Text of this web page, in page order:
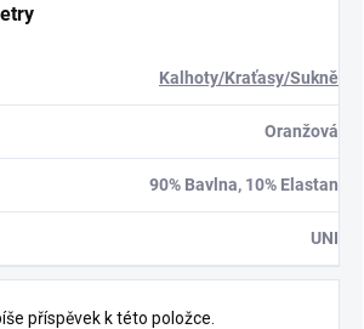
Kalhoty/Kraťasy/Sukně
Oranžová
90% Bavlna, 10% Elastan
UNI
příspěvek k této položce.